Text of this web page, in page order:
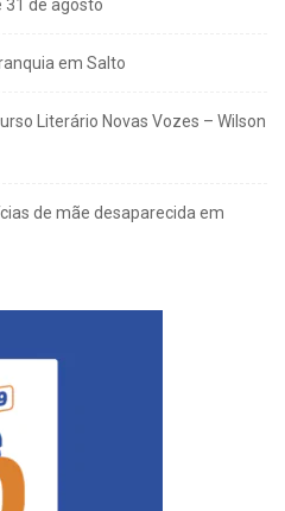
31 de agosto
em Salto
Literário Novas Vozes – Wilson
de mãe desaparecida em